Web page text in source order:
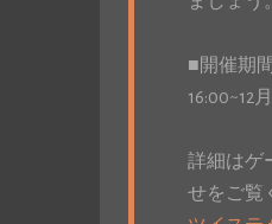
■開催期
16:00~12
詳細はゲ
せをご覧